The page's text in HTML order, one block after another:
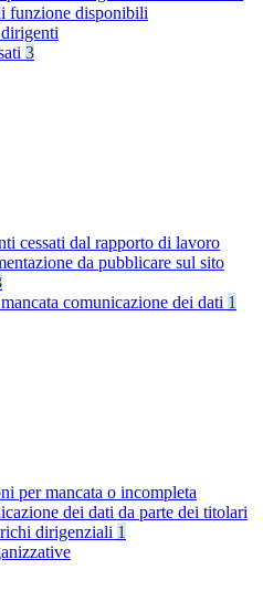
funzione disponibili
3
cessati dal rapporto di lavoro
da pubblicare sul sito
comunicazione dei dati 1
per mancata o incompleta
dei dati da parte dei titolari
dirigenziali 1